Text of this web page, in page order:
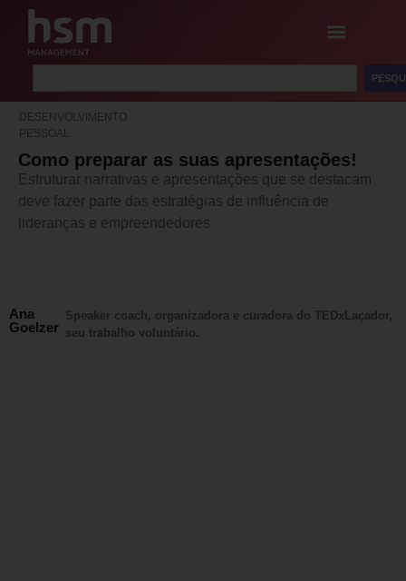
DESENVOLVIMENTO
PESSOAL
Como preparar as suas apresentações!
Estruturar narrativas e apresentações que se destacam
deve fazer parte das estratégias de influência de
lideranças e empreendedores
Ana
Goelzer
Speaker coach, organizadora e curadora do TEDxLaçador,
seu trabalho voluntário.